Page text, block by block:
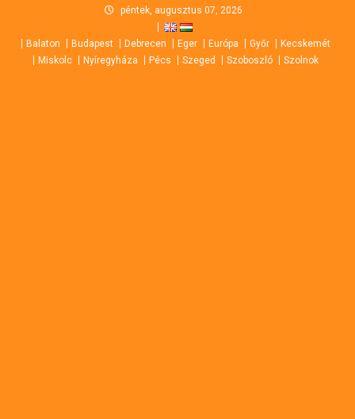
content
péntek, augusztus 07, 2026
Balaton Budapest Debrecen Eger Európa Győr
Kecskemét
Miskolc
Nyíregyháza Pécs Szeged Szoboszló Szolnok